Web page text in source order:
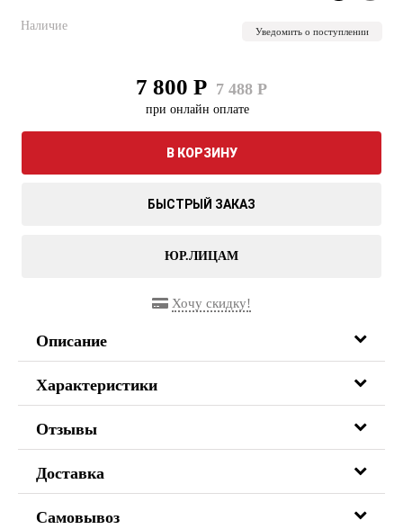
Наличие Уведомить о поступлении
7 800 Р 7 488 Р
при онлайн оплате
В КОРЗИНУ
БЫСТРЫЙ ЗАКАЗ
ЮР.ЛИЦАМ
Хочу скидку!
Описание
Характеристики
Отзывы
Доставка
Самовывоз